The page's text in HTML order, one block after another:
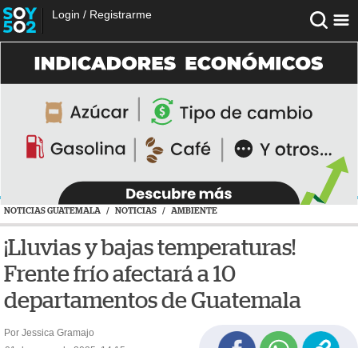
Login / Registrarme
NOTICIAS GUATEMALA / NOTICIAS / AMBIENTE
¡Lluvias y bajas temperaturas!
Frente frío afectará a 10
departamentos de Guatemala
Por Jessica Gramajo